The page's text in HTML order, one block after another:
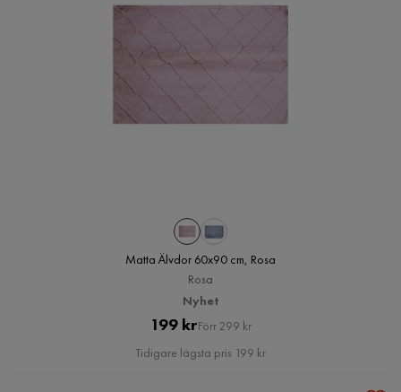
Matta Älvdor 60x90 cm, Rosa
Rosa
Nyhet
Pris
199 krOriginal
Pris
Förr 299 kr
Tidigare lägsta pris 199 kr